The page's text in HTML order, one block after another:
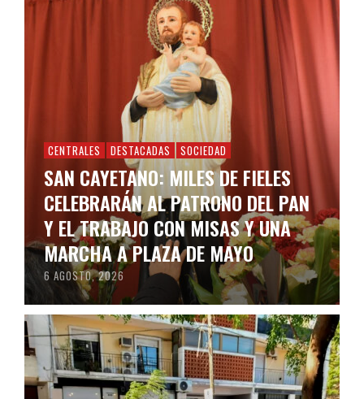
CENTRALES DESTACADAS SOCIEDAD
SAN CAYETANO: MILES DE FIELES
CELEBRARÁN AL PATRONO DEL PAN
Y EL TRABAJO CON MISAS Y UNA
MARCHA A PLAZA DE MAYO
6 AGOSTO, 2026